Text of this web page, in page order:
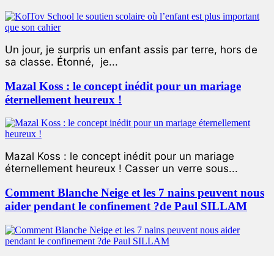
Un jour, je surpris un enfant assis par terre, hors de
sa classe. Étonné, je...
Mazal Koss : le concept inédit pour un mariage
éternellement heureux !
Mazal Koss : le concept inédit pour un mariage
éternellement heureux ! Casser un verre sous...
Comment Blanche Neige et les 7 nains peuvent nous
aider pendant le confinement ?de Paul SILLAM